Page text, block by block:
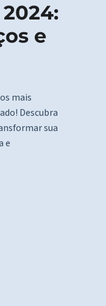
e
mais
Descubra
sua
e